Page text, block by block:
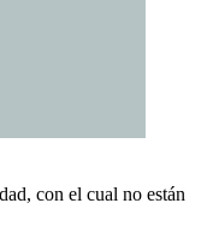
con el cual no están